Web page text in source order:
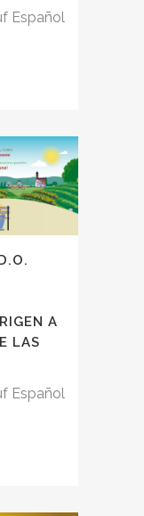
Español
A
LAS
Español